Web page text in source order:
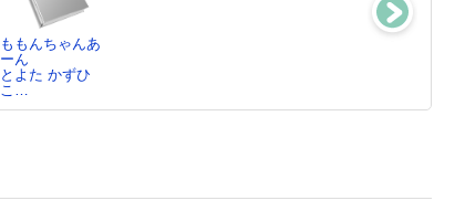
ももんちゃんあ
ーん
とよた かずひ
こ…